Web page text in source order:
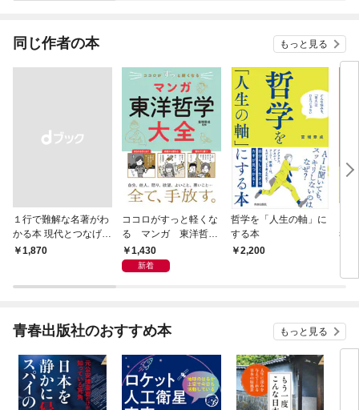
同じ作者の本 もっと見る
１行で難解な名著がわ
かる本 現代とつなげて
エッセンスをつかむ50
￥1,870
ココロがすっと軽くな
る マンガ 東洋哲学
大全1,430
新着
哲学を「人生の軸」に
する本
2,200
考
青春出版社のおすすめ本 もっと見る